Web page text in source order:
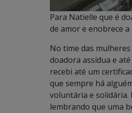
Para Natielle que é
de amor e enobrece a
No time das
doadora assídua e
recebi até um
que sempre há
voluntária e solidária.
lembrando que uma